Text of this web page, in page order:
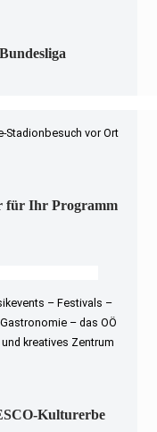
Stadionbesuch vor Ort
für Ihr Programm
– Festivals –
– das OÖ
kreatives Zentrum
Kulturerbe